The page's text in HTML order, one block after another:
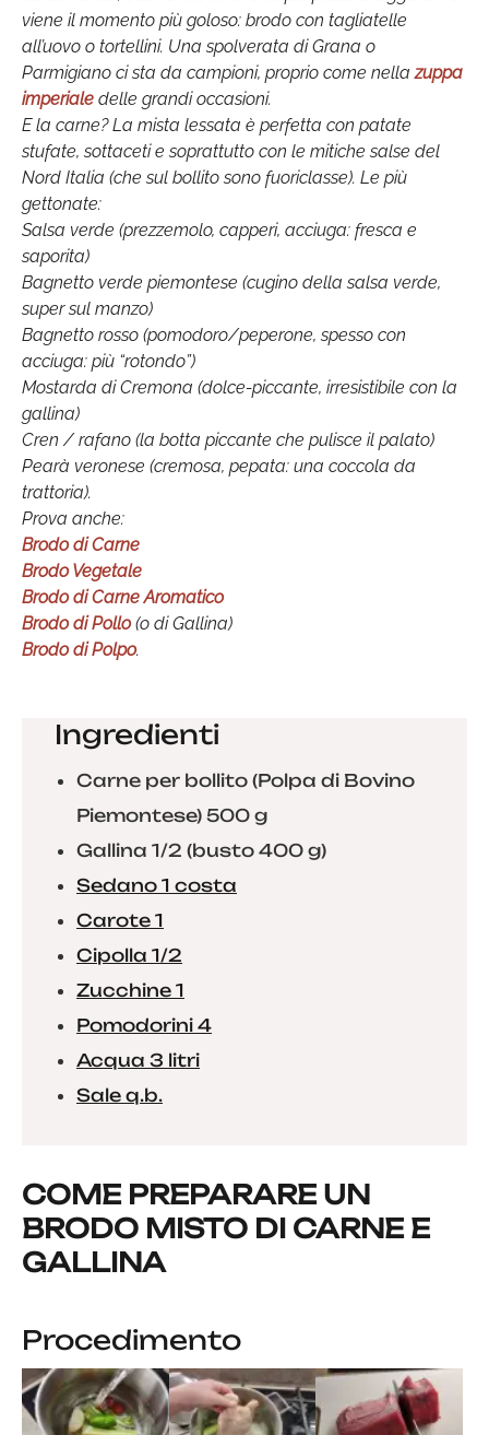
viene il momento più goloso: brodo con tagliatelle
all’uovo o tortellini. Una spolverata di Grana o
Parmigiano ci sta da campioni, proprio come nellazuppa
imperiale delle grandi occasioni.
E la carne? La mista lessata è perfetta con patate
stufate, sottaceti e soprattutto con le mitiche salse del
Nord Italia (che sul bollito sono fuoriclasse). Le più
gettonate:
Salsa verde (prezzemolo, capperi, acciuga: fresca e
saporita)
Bagnetto verde piemontese (cugino della salsa verde,
super sul manzo)
Bagnetto rosso (pomodoro/peperone, spesso con
acciuga: più “rotondo”)
Mostarda di Cremona (dolce-piccante, irresistibile con la
gallina)
Cren / rafano (la botta piccante che pulisce il palato)
Pearà veronese (cremosa, pepata: una coccola da
trattoria).
Prova anche:
Brodo di Carne
Brodo Vegetale
Brodo di Carne Aromatico
Brodo di Pollo(o di Gallina)
Brodo di Polpo.
Ingredienti
Carne per bollito (Polpa di Bovino
Piemontese) 500 g
Gallina 1/2 (busto 400 g)
Sedano 1 costa
Carote 1
Cipolla 1/2
Zucchine 1
Pomodorini 4
Acqua 3 litri
Sale q.b.
COME PREPARARE UN
BRODO MISTO DI CARNE E
GALLINA
Procedimento